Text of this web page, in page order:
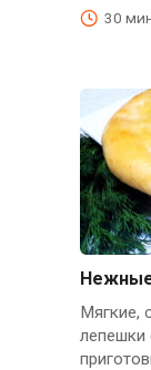
30
Мягкие,